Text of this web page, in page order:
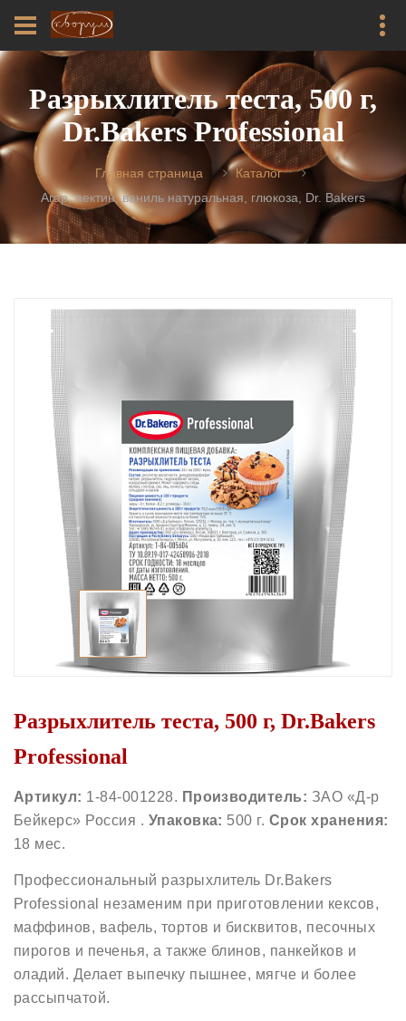
Разрыхлитель теста, 500 г,
Dr.Bakers Professional
Главная страница
Каталог
Агар, пектин, ваниль натуральная, глюкоза, Dr. Bakers
Разрыхлитель теста, 500 г, Dr.Bakers
Professional
Артикул: 1-84-001228. Производитель: ЗАО «Д-р
Бейкерс» Россия . Упаковка: 500 г. Срок хранения:
18 мес.
Профессиональный разрыхлитель Dr.Bakers
Professional незаменим при приготовлении кексов,
маффинов, вафель, тортов и бисквитов, песочных
пирогов и печенья, а также блинов, панкейков и
оладий. Делает выпечку пышнее, мягче и более
рассыпчатой.